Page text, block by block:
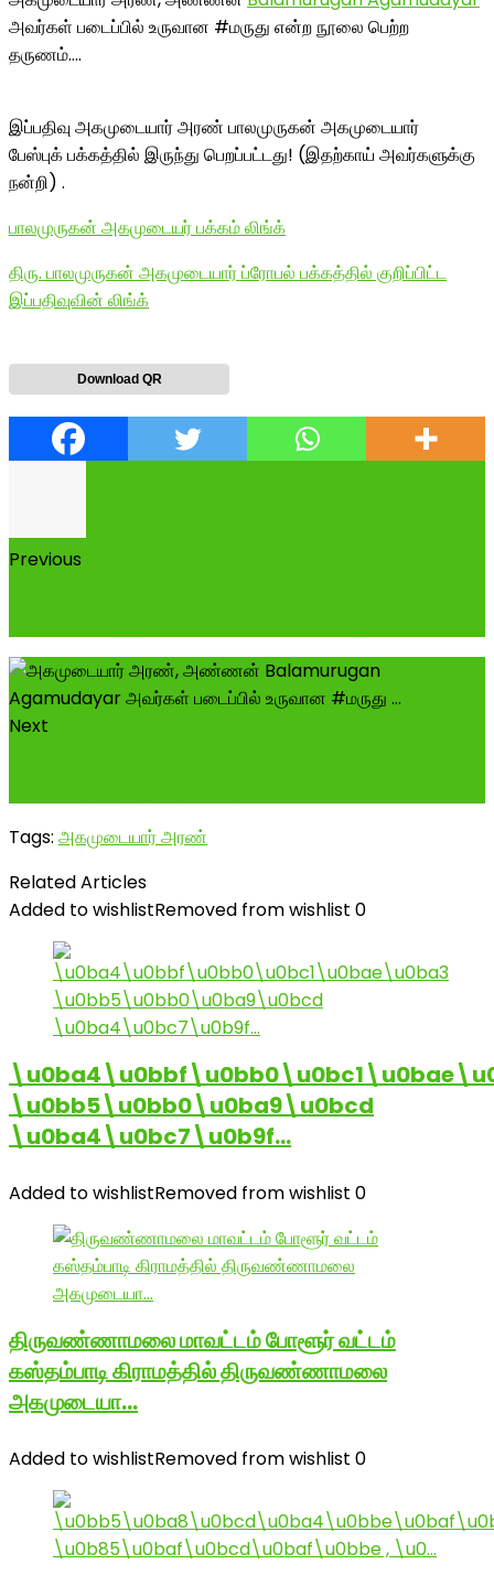
அவர்கள் படைப்பில் உருவான #மருது என்ற நூலை பெற்ற
தருணம்….
இப்பதிவு அகமுடையார் அரண் பாலமுருகன் அகமுடையார்
பேஸ்புக் பக்கத்தில் இருந்து பெறப்பட்டது! (இதற்காய் அவர்களுக்கு
நன்றி) .
பாலமுருகன் அகமுடையர் பக்கம் லிங்க்
திரு. பாலமுருகன் அகமுடையார் ப்ரோபல் பக்கத்தில் குறிப்பிட்ட
இப்பதிவுவின் லிங்க்
Download QR
Previous
Next
Tags: அகமுடையார் அரண்
Related Articles
Added to wishlistRemoved from wishlist 0
\u0bb5\u0bb0\u0ba9\u0bcd
\u0ba4\u0bc7\u0b9f…
Added to wishlistRemoved from wishlist 0
திருவண்ணாமலை மாவட்டம் போளூர் வட்டம்
கஸ்தம்பாடி கிராமத்தில் திருவண்ணாமலை
அகமுடையா…
Added to wishlistRemoved from wishlist 0